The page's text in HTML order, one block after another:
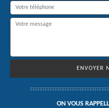
ON VOUS